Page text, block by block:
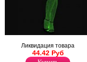
сетку, флюоресцентные.
Ликвидация товара
44.42 Руб